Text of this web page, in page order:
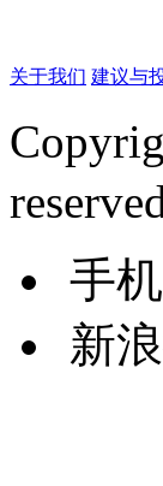
关于我们 建议与
手
新